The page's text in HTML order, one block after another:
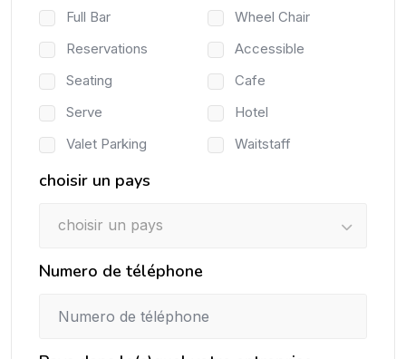
Full Bar
Wheel Chair
Reservations
Accessible
Seating
Cafe
Serve
Hotel
Valet Parking
Waitstaff
choisir un pays
choisir un pays
Numero de téléphone